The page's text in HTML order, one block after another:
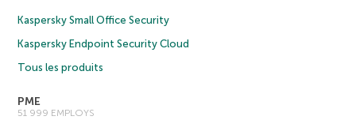
Kaspersky Small Office Security
Kaspersky Endpoint Security Cloud
Tous les produits
PME
51 999 EMPLOYS